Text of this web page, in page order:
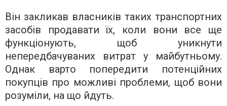
Він закликав власників таких транспортних
засобів продавати їх, коли вони все ще
функціонують, щоб уникнути
непередбачуваних витрат у майбутньому.
Однак варто попередити потенційних
покупців про можливі проблеми, щоб вони
розуміли, на що йдуть.